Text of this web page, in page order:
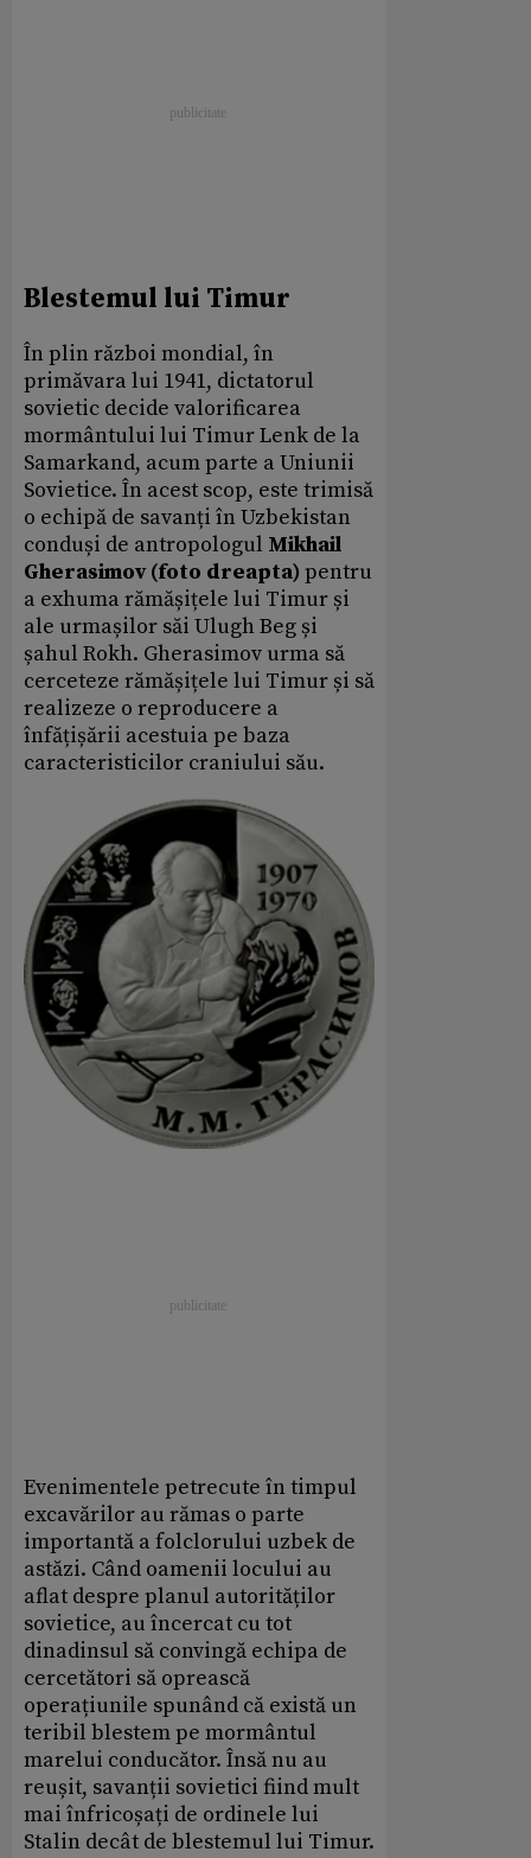
Blestemul lui Timur
În plin război mondial, în
primăvara lui 1941, dictatorul
sovietic decide valorificarea
mormântului lui Timur Lenk de la
Samarkand, acum parte a Uniunii
Sovietice. În acest scop, este trimisă
o echipă de savanți în Uzbekistan
conduși de antropologul Mikhail
Gherasimov (foto dreapta) pentru
a exhuma rămășițele lui Timur și
ale urmașilor săi Ulugh Beg și
șahul Rokh. Gherasimov urma să
cerceteze rămășițele lui Timur și să
realizeze o reproducere a
înfățișării acestuia pe baza
caracteristicilor craniului său.
Evenimentele petrecute în timpul
excavărilor au rămas o parte
importantă a folclorului uzbek de
astăzi. Când oamenii locului au
aflat despre planul autorităților
sovietice, au încercat cu tot
dinadinsul să convingă echipa de
cercetători să oprească
operațiunile spunând că există un
teribil blestem pe mormântul
marelui conducător. Însă nu au
reușit, savanții sovietici fiind mult
mai înfricoșați de ordinele lui
Stalin decât de blestemul lui Timur.